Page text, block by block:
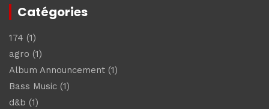
Catégories
174 (1)
agro (1)
Album Announcement (1)
Bass Music (1)
d&b (1)